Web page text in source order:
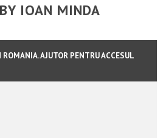
IOAN MINDA
AJUTOR PENTRU ACCESUL